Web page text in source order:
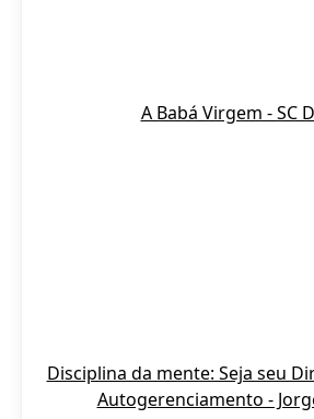
A Babá Virgem - SC
Disciplina da mente: Seja seu
Autogerenciamento -